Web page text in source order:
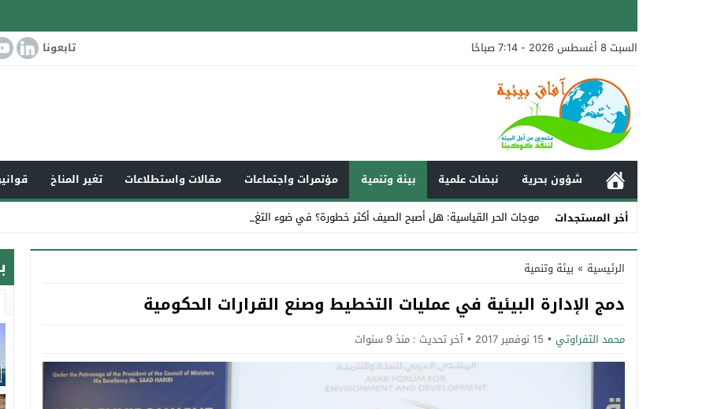
السبت 8 أغسطس 2026 - 7:14 صباحًا تابعونا
شؤون بحرية نبضات علمية بيئة وتنمية مؤتمرات واجتماعات مقالات واستطلاعات تغير المناخ
أخر المستجدات
موجات الحر القياسية: هل أصبح الصيف أكثر خطورة؟ في ضوء التغير المناخي العا _
Stop
Previous
Next
الرئيسية » بيئة وتنمية
دمج الإدارة البيئية في عمليات التخطيط وصنع القرارات الحكومية
محمد التفراوتي 15 نوفمبر 2017 آخر تحديث : منذ 9 سنوات